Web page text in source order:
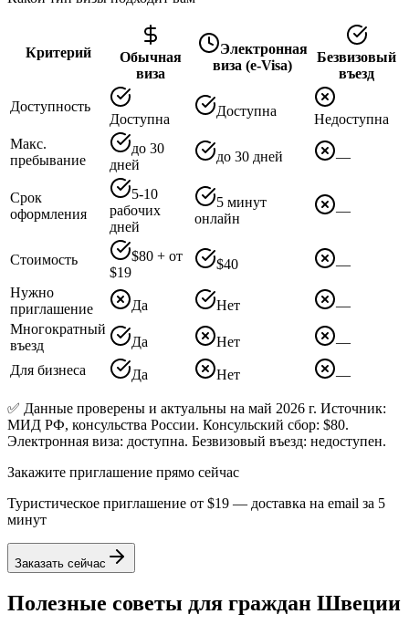
Критерий
Обычная
виза
Электронная
виза (e-Visa)
Безвизовый
въезд
Доступность
Доступна
Доступна
Недоступна
Макс.
пребывание
до 30
дней
до 30 дней —
Срок
оформления
5-10
рабочих
дней
5 минут
онлайн
—
Стоимость
$80 + от
$19
$40
—
Нужно
приглашение
Да Нет
—
Многократный
въезд
Да Нет
—
Для бизнеса
Да Нет —
✅ Данные проверены и актуальны на май 2026 г. Источник:
МИД РФ, консульства России. Консульский сбор: $80.
Электронная виза: доступна. Безвизовый въезд: недоступен.
Закажите приглашение прямо сейчас
Туристическое приглашение от $19 — доставка на email за 5
минут
Заказать сейчас
Полезные советы для граждан Швеции